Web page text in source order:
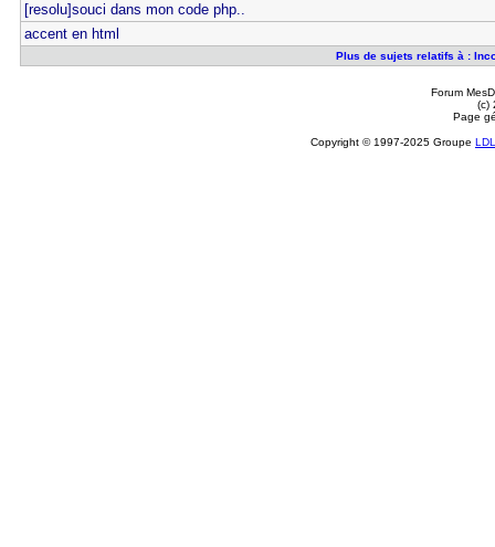
[resolu]souci dans mon code php..
accent en html
Plus de sujets relatifs à :
Forum
(c)
Page
Copyright © 1997-2025 Groupe